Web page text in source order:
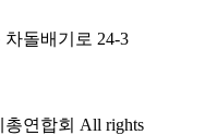
돌배기로 24-3
총연합회 All rights